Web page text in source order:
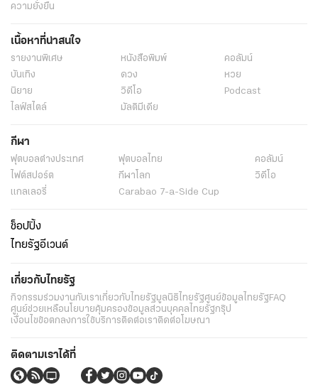
ความยั่งยืน
เนื้อหาที่น่าสนใจ
รายงานพิเศษ หนังสือพิมพ์
คอลัมน์
บันเทิง
ดวง
หวย
นิยาย
วิดีโอ
Podcast
ไลฟ์สไตล์
มัลติมีเดีย
กีฬา
ฟุตบอลต่่างประเทศ ฟุตบอลไทย
คอลัมน์
ไฟต์สปอร์ต
กีฬาโลก
วิดีโอ
แกลเลอรี่
Carabao 7-a-Side Cup
ช็อปปิ้ง
ไทยรัฐอีเวนต์
เกี่ยวกับไทยรัฐ
กิจกรรมร่วมงานกับเราเกี่ยวกับไทยรัฐมูลนิธิไทยรัฐศูนย์ข้อมูลไทยรัฐFAQ
ศูนย์ช่วยเหลือนโยบายคุ้มครองข้อมูลส่วนบุคคลไทยรัฐกรุ๊ป
เงื่อนไขข้อตกลงการใช้บริการติดต่อเราติดต่อโฆษณา
ติดตามเราได้ที่